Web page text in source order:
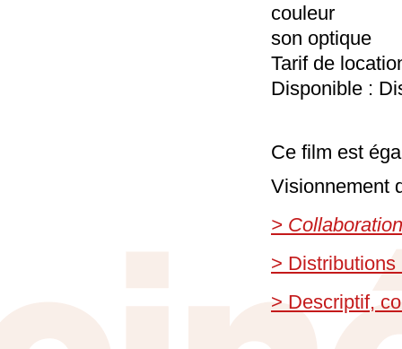
couleur
son optique
Tarif de
Disponible :
Ce film est
Visionnement
>
> Distributions
> Descriptif,